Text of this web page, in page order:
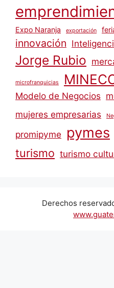
Expo Naranja
exportación
innovación
Jorge Rubio
microfranquicias
Modelo de Negocios
mujeres empresarias
promipyme pymes
turismo turismo
Derechos